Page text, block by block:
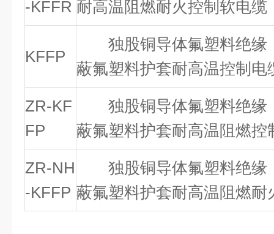
-KFFR 耐高温阻燃耐火控制软电缆
KFFP
独股铜导体氟塑料绝缘
蔽氟塑料护套耐高温控制电
ZR-KF
FP
独股铜导体氟塑料绝缘
蔽氟塑料护套耐高温阻燃控
ZR-NH
-KFFP
独股铜导体氟塑料绝缘
蔽氟塑料护套耐高温阻燃耐